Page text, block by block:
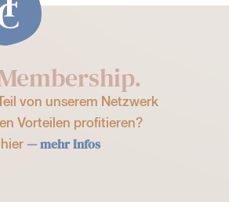
von unserem Netzwerk
Vorteilen profitieren?
— mehr Infos